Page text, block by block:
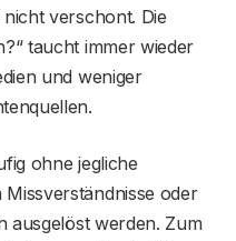
verschont. Die
taucht immer wieder
und weniger
ohne jegliche
oder
ausgelöst werden. Zum